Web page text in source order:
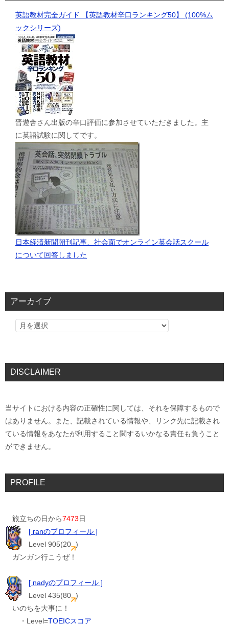
英語教材完全ガイド 【英語教材辛口ランキング50】 (100%ム
ックシリーズ)
晋遊舎さん出版の辛口評価に参加させていただきました。主
に英語試験に関してです。
日本経済新聞朝刊記事、社会面でオンライン英会話スクール
について回答しました
アーカイブ
DISCLAIMER
当サイトにおける内容の正確性に関しては、それを保障するもので
はありません。また、記載されている情報や、リンク先に記載され
ている情報をあなたが利用すること関するいかなる責任も負うこと
ができません。
PROFILE
旅立ちの日から7473日
[ ranのプロフィール ]
Level 905(20 )
ガンガン行こうぜ！
[ nadyのプロフィール ]
Level 435(80 )
いのちを大事に！
・Level=TOEICスコア